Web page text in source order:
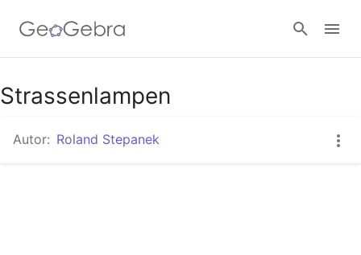
Anmelden
Strassenlampen
Autor: Roland Stepanek